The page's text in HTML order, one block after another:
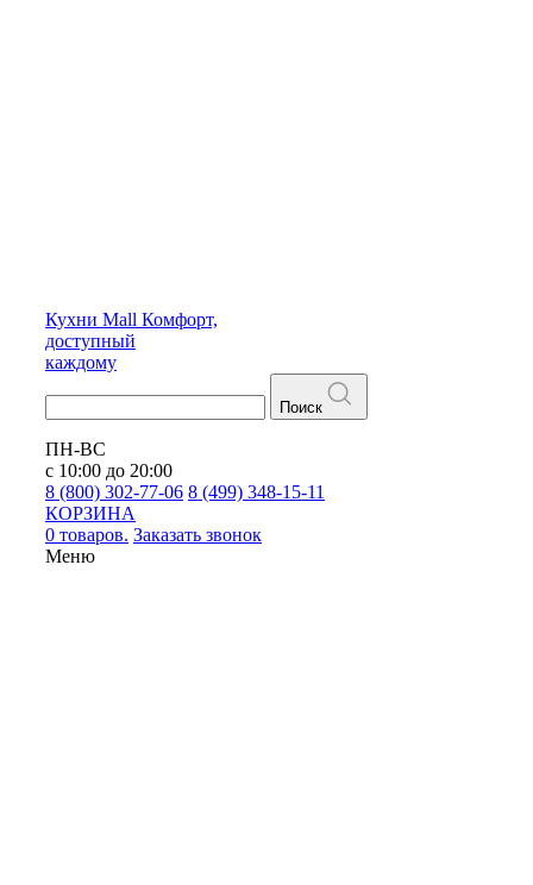
Кухни Mall Комфорт,
доступный
каждому
Поиск
ПН-ВС
с 10:00 до 20:00
8 (800) 302-77-06 8 (499) 348-15-11
КОРЗИНА
0 товаров. Заказать звонок
Меню